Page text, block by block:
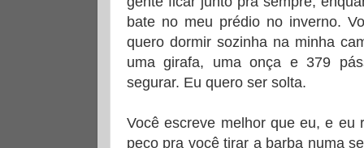
bate no meu prédio no inverno.
quero dormir sozinha na minha
uma girafa, uma onça e 379
segurar. Eu quero ser solta.
Você escreve melhor que eu, e eu
peço pra você tirar a barba numa